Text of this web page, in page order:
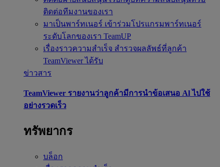
ติดต่อทีมงานของเรา
มาเป็นพาร์ทเนอร์ เข้าร่วมโปรแกรมพาร์ทเนอร์
ระดับโลกของเรา TeamUP
เรื่องราวความสำเร็จ สำรวจผลลัพธ์ที่ลูกค้า
TeamViewer ได้รับ
ข่าวสาร
TeamViewer รายงานว่าลูกค้ามีการนำข้อเสนอ Al ไปใช้
อย่างรวดเร็ว
ทรัพยากร
บล็อก